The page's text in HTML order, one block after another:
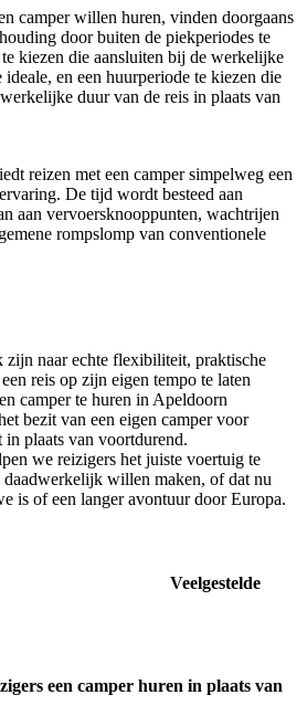
camper willen huren, vinden doorgaans
door buiten de piekperiodes te
kiezen die aansluiten bij de werkelijke
en een huurperiode te kiezen die
duur van de reis in plaats van
reizen met een camper simpelweg een
De tijd wordt besteed aan
aan vervoersknooppunten, wachtrijen
rompslomp van conventionele
zijn naar echte flexibiliteit, praktische
reis op zijn eigen tempo te laten
camper te huren in Apeldoorn
bezit van een eigen camper voor
in plaats van voortdurend.
we reizigers het juiste voertuig te
daadwerkelijk willen maken, of dat nu
is of een langer avontuur door Europa.
Veelgestelde
een camper huren in plaats van